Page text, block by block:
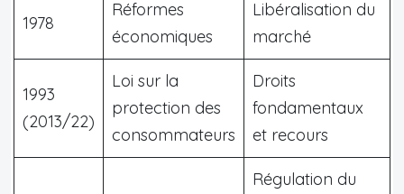
1978
Réformes
économiques
Libéralisation du
marché
1993
(2013/22)
Loi sur la
protection des
consommateurs
Droits
fondamentaux
et recours
Régulation du